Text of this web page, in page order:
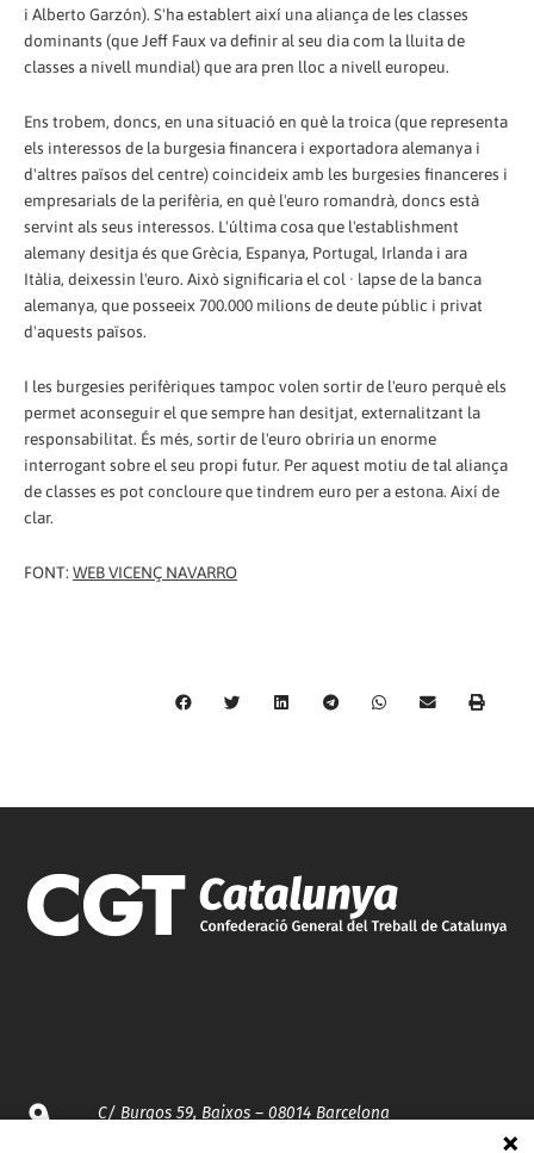
i Alberto Garzón). S'ha establert així una aliança de les classes
dominants (que Jeff Faux va definir al seu dia com la lluita de
classes a nivell mundial) que ara pren lloc a nivell europeu.
Ens trobem, doncs, en una situació en què la troica (que representa
els interessos de la burgesia financera i exportadora alemanya i
d'altres països del centre) coincideix amb les burgesies financeres i
empresarials de la perifèria, en què l'euro romandrà, doncs està
servint als seus interessos. L'última cosa que l'establishment
alemany desitja és que Grècia, Espanya, Portugal, Irlanda i ara
Itàlia, deixessin l'euro. Això significaria el col · lapse de la banca
alemanya, que posseeix 700.000 milions de deute públic i privat
d'aquests països.
I les burgesies perifèriques tampoc volen sortir de l'euro perquè els
permet aconseguir el que sempre han desitjat, externalitzant la
responsabilitat. És més, sortir de l'euro obriria un enorme
interrogant sobre el seu propi futur. Per aquest motiu de tal aliança
de classes es pot concloure que tindrem euro per a estona. Així de
clar.
FONT: WEB VICENÇ NAVARRO
C/ Burgos 59, Baixos – 08014 Barcelona